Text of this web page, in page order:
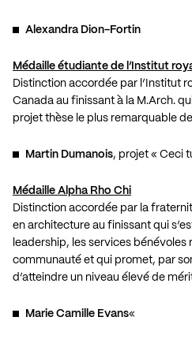
Alexandra Dion-Fortin
Médaille étudiante de l’Institut
Distinction accordée par l’Institut
Canada au finissant à la M.Arch.
projet thèse le plus remarquable
Martin Dumanois, projet « Ceci
Médaille Alpha Rho Chi
Distinction accordée par la
en architecture au finissant qui
leadership, les services bénévoles
communauté et qui promet, par
d’atteindre un niveau élevé de
Marie Camille Evans«